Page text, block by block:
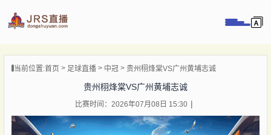
播
闻
当前位置:首页 足球直播 中冠 贵州栩烽棠VS广州黄埔志诚
贵州栩烽棠VS广州黄埔志诚
比赛时间：2026年07月08日 15:30